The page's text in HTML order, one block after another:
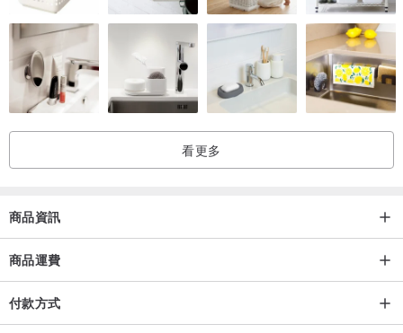
【扣子 / Button】
【布標 / Label】
記得在選項選擇有電話號碼的選項下單喔!
不需要電話號碼，我們兩隻的Logo也很可愛喔!
看更多
商品資訊
商品運費
付款方式